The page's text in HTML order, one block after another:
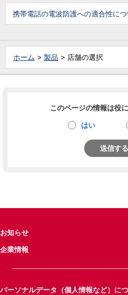
携帯電話の電波防護への適合性に
ホーム 製品 店舗の選択
このページの情報は役
はい
送信する
お知らせ
企業情報
パーソナルデータ（個人情報など）に